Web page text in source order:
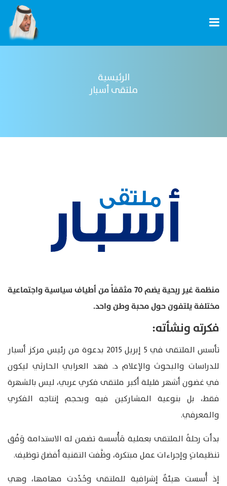
الرئيسية
ملتقى أسبار
منظمة غير ربحية يضم 70 مثقفاً من أطياف سياسية واجتماعية
مختلفة يلتفون حول محبة وطن واحد.
فكرته ونشأته:
تأسس الملتقى في 5 إبريل 2015 بدعوة من رئيس مركز أسبار
للدراسات والبحوث والإعلام د. فهد العرابي الحارثي ليكون
في غضون أشهر قليلة أكبر ملتقى فكري عربي، ليس بالشهرة
فقط، بل بنوعية المشاركين فيه وبحجم إنتاجه الفكري
والمعرفي.
بدأت رحلةُ الملتقى بعملية مَأْسسة تضمن له الاستدامة وَفْق
تنظيماتٍ وإجراءات عمل مبتكرة، وظَّفت التقنية أفضلَ توظيف.
إذ أُسست هيئةٌ إشرافية للملتقى وحُدِّدت مهامها، وهي